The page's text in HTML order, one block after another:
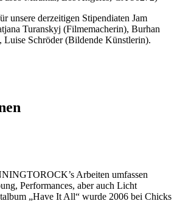
unsere derzeitigen Stipendiaten Jam
Turanskyj (Filmemacherin), Burhan
Luise Schröder (Bildende Künstlerin).
Arbeiten umfassen
Performances, aber auch Licht
„Have It All“ wurde 2006 bei Chicks